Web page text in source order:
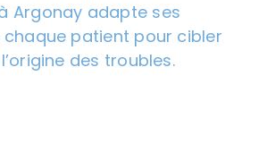
Argonay adapte ses
patient pour cibler
des troubles.